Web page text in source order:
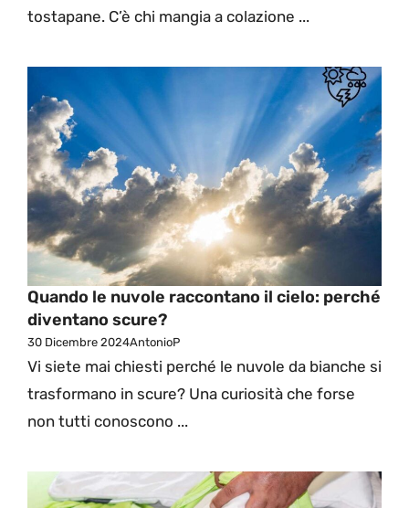
tostapane. C’è chi mangia a colazione ...
Quando le nuvole raccontano il cielo: perché
diventano scure?
30 Dicembre 2024AntonioP
Vi siete mai chiesti perché le nuvole da bianche si
trasformano in scure? Una curiosità che forse
non tutti conoscono ...